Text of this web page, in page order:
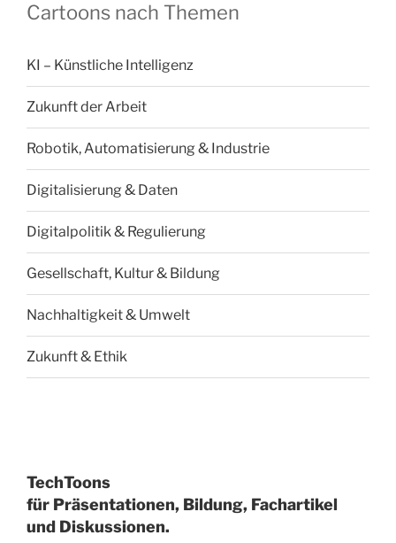
Cartoons nach Themen
KI – Künstliche Intelligenz
Zukunft der Arbeit
Robotik, Automatisierung & Industrie
Digitalisierung & Daten
Digitalpolitik & Regulierung
Gesellschaft, Kultur & Bildung
Nachhaltigkeit & Umwelt
Zukunft & Ethik
TechToons
für Präsentationen, Bildung, Fachartikel
und Diskussionen.